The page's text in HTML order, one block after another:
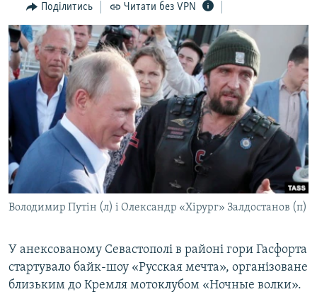
навігації
Перейти
до
пошуку
БЛОГИ
ПОГЛЯД
ІНТЕРВ'Ю
ВСЕ ЗА ДЕНЬ
СПЕЦПРОЕКТИ
ДЕПОРТАЦІЯ
ВІДЕОУРОКИ «ELIFBE»
СВІДЧЕННЯ ОКУПАЦІЇ
УКРАЇНСЬКА ПРОБЛЕМА КРИМУ
ЯК ОБІЙТИ БЛОКУВАННЯ
Русский
Qırımtatar
Поділитись Читати без VPN
Володимир Путін (л) і Олександр «Хірург» Залдостанов (п)
У анексованому Севастополі в районі гори Гасфорта
стартувало байк-шоу «Русская мечта», організоване
близьким до Кремля мотоклубом «Ночные волки».